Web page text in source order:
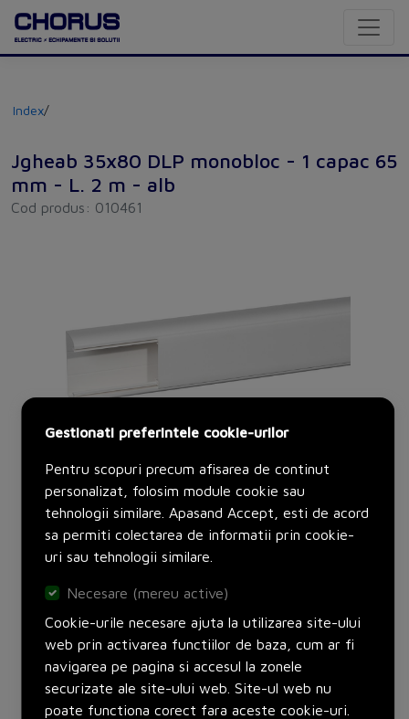
Index/
Jgheab 35x80 DLP monobloc - 1 capac 65
mm - L. 2 m - alb
Cod produs: 010461
Autentificati-va pentru a vedea pretul.
Producator:
2 metri
Adauga in cos
Gestionati preferintele cookie-urilor
Pentru scopuri precum afisarea de continut
personalizat, folosim module cookie sau
tehnologii similare. Apasand Accept, esti de acord
sa permiti colectarea de informatii prin cookie-
uri sau tehnologii similare.
Necesare (mereu active)
Cookie-urile necesare ajuta la utilizarea site-ului
web prin activarea functiilor de baza, cum ar fi
navigarea pe pagina si accesul la zonele
securizate ale site-ului web. Site-ul web nu
poate functiona corect fara aceste cookie-uri.